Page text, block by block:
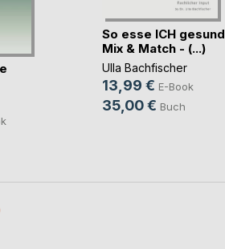
So esse ICH
Mix & Match - (...)
Ulla Bachfischer
13,99 € E-Book
35,00 € Buch